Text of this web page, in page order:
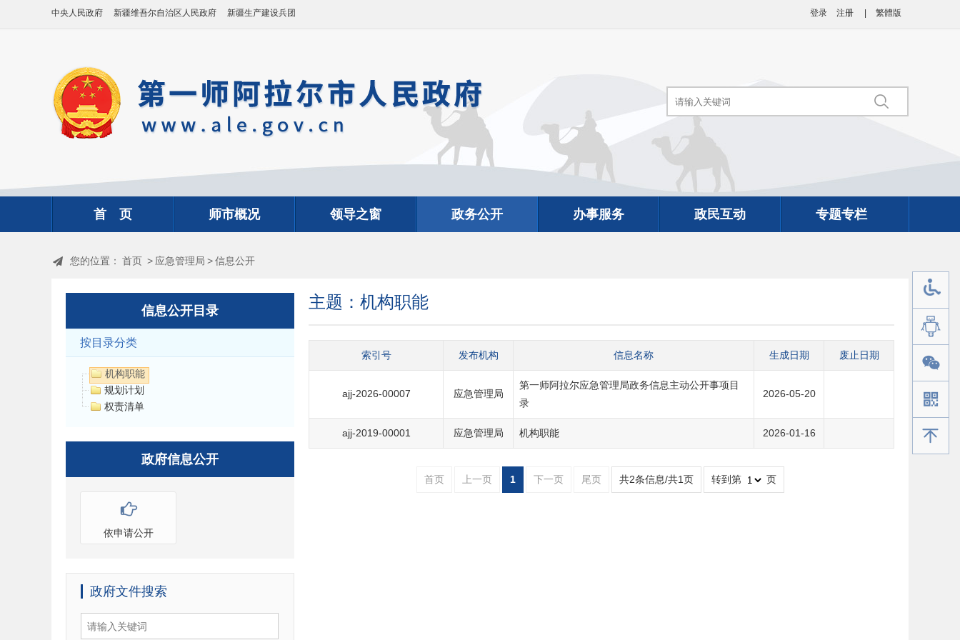
登录 注册 繁體版
中央人民政府 新疆维吾尔自治区人民政府 新疆生产建设兵团
首 页 师市概况 领导之窗 政务公开 办事服务 政民互动 专题专栏
您的位置： 首页 > 应急管理局 >信息公开
信息公开目录
按目录分类
机构职能
规划计划
权责清单
政府信息公开
依申请公开
政府文件搜索
主题：机构职能
索引号 发布机构 信息名称 生成日期 废止日期
ajj-2026-00007 应急管理局
第一师阿拉尔应急管理局政务信息主动公开事项目
录
2026-05-20
ajj-2019-00001 应急管理局 机构职能 2026-01-16
首页 上一页 1 下一页 尾页 共2条信息/共1页 转到第 页
手机版